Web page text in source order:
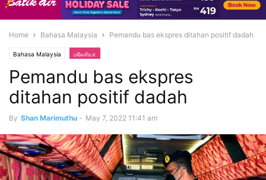
Home Bahasa Malaysia Pemandu bas ekspres ditahan positif dadah
Bahasa Malaysia மலேசியா
Pemandu bas ekspres
ditahan positif dadah
By Shan Marimuthu - May 7, 2022 11:41 am